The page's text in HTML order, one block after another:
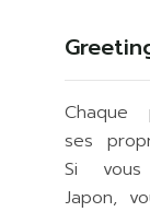
Chaque
ses
Si
Japon,